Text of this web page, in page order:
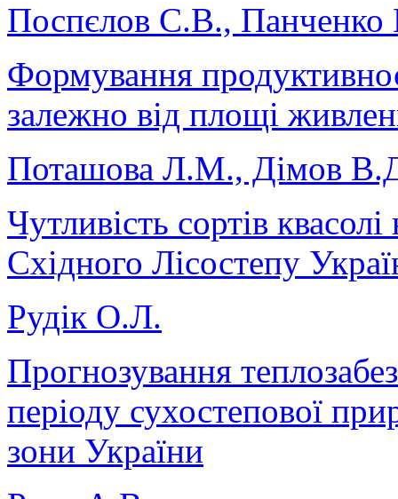
Поспєлов С.В.,
Формування
залежно від площі
Поташова Л.М., Дімов
Чутливість сортів
Східного Лісостепу
Рудік О.Л.
Прогнозування
періоду сухостепової
зони України